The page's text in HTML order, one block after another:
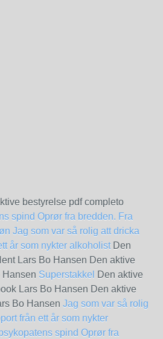
bestyrelse pdf completo
spind Oprør fra bredden. Fra
Jag som var så rolig att dricka
år som nykter alkoholistDen
Lars Bo Hansen Den aktive
Hansen Superstakkel
Den aktive
Lars Bo Hansen Den aktive
Bo Hansen Jag som var så rolig
från ett år som nykter
spind Oprør fra